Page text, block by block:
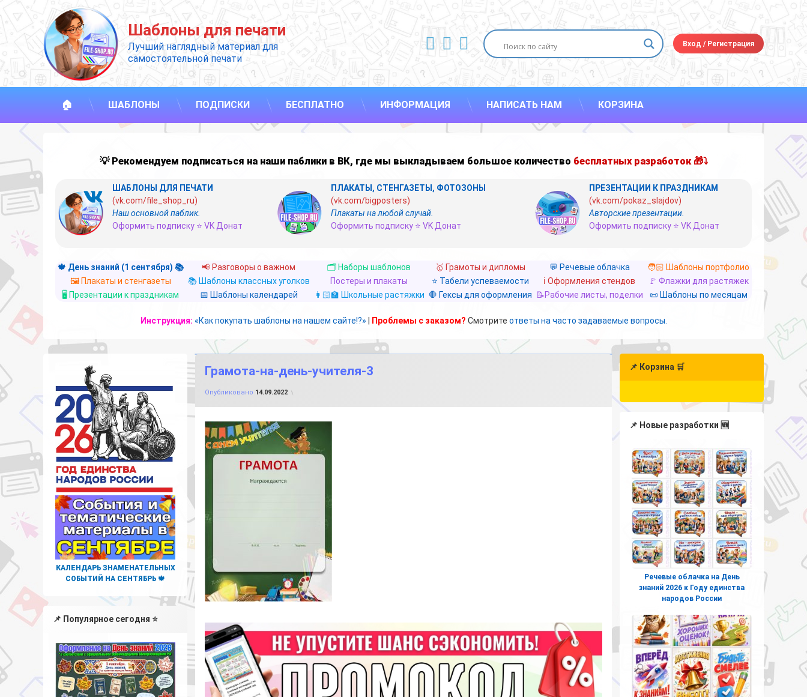
Перейти
к
содержимому
Шаблоны для печати
Лучший наглядный материал для
самостоятельной печати
ВКонтакте
YouTube
E-mail Вход /Регистрация
🏠 ШАБЛОНЫ ПОДПИСКИ БЕСПЛАТНО ИНФОРМАЦИЯ НАПИСАТЬ НАМ КОРЗИНА
💡 Рекомендуем подписаться на наши паблики в ВК, где мы выкладываем большое количество бесплатных разработок 🎁⤵
ШАБЛОНЫ ДЛЯ ПЕЧАТИ
(vk.com/file_shop_ru)
Наш основной паблик.
Оформить подписку ⭐ VK Донат
ПЛАКАТЫ, СТЕНГАЗЕТЫ, ФОТОЗОНЫ
(vk.com/bigposters)
Плакаты на любой случай.
Оформить подписку ⭐ VK Донат
ПРЕЗЕНТАЦИИ К ПРАЗДНИКАМ
(vk.com/pokaz_slajdov)
Авторские презентации.
Оформить подписку ⭐ VK Донат
🍁 День знаний (1 сентября) 📚 📢 Разговоры о важном 🗂️ Наборы шаблонов 🥇 Грамоты и дипломы 💬 Речевые облачка
🧑🏻 Шаблоны портфолио
🖼️ Плакаты и стенгазеты
📚 Шаблоны классных уголков Постеры и плакаты ⭐ Табели успеваемости ℹ️ Оформления стендов
🚩 Флажки для растяжек
🖥️ Презентации к праздникам
📅 Шаблоны календарей 👩🏻‍🏫 Школьные растяжки 🛑 Гексы для оформления 📝Рабочие листы, поделки 📜 Шаблоны по месяцам
Инструкция: «Как покупать шаблоны на нашем сайте!?» Проблемы с заказом? Смотрите ответы на часто задаваемые вопросы.
Грамота-на-день-учителя-3
Опубликовано 14.09.2022
КАЛЕНДАРЬ ЗНАМЕНАТЕЛЬНЫХ
СОБЫТИЙ НА СЕНТЯБРЬ 🍁
📌 Популярное сегодня ⭐
📌 Корзина 🛒
📌 Новые разработки 🆕
Речевые облачка на День
знаний 2026 к Году единства
народов России